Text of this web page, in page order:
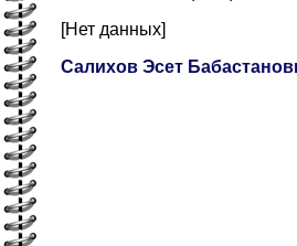
[Нет данных]
Салихов Эсет